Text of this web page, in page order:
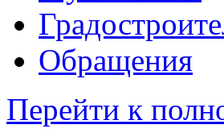
Обращения
Перейти к